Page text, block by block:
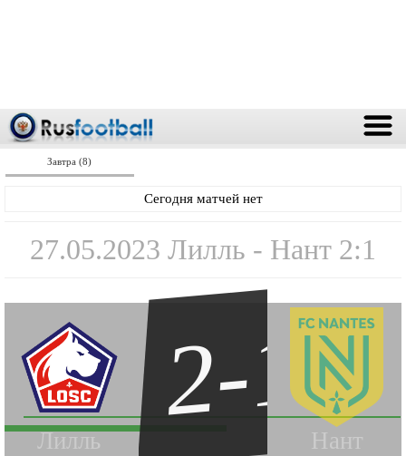
Завтра (8)
Сегодня матчей нет
27.05.2023 Лилль - Нант 2:1
Лилль Нант
2-1